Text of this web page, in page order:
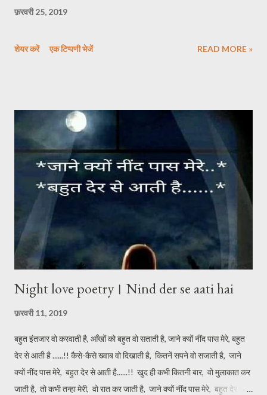
फ़रवरी 25, 2019
शेयर करें एक टिप्पणी भेजें READ MORE »
Night love poetry। Nind der se aati hai
फ़रवरी 11, 2019
बहुत इंतजार वो करवाती है, आँखों को बहुत वो सताती है, जाने क्यों नींद पास मेरे, बहुत
देर से आती है ......!! कैसे-कैसे ख्वाब वो दिखाती है, कितनें सपने वो सजाती है, जाने
क्यों नींद पास मेरे, बहुत देर से आती है......!! खुद ही कभी कितनी बार, वो मुलाकात कर
जाती है, तो कभी तन्हा मेरी, वो रात कर जाती है, जाने क्यों नींद पास मेरे, बहुत देर से